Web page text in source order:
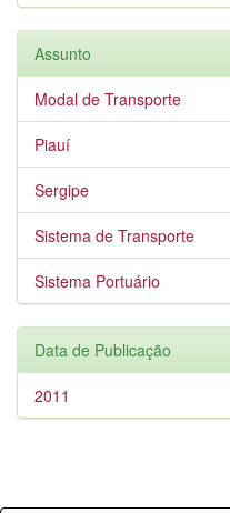
Assunto
Modal de Transporte
Piauí
Sergipe
Sistema de Transporte
Sistema Portuário
Data de Publicação
2011